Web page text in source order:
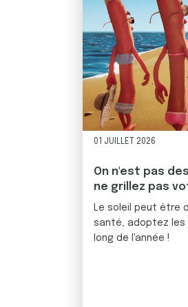
01 JUILLET 2026
On n'est pas
ne grillez pas
Le soleil peut être
santé, adoptez
long de l'année !